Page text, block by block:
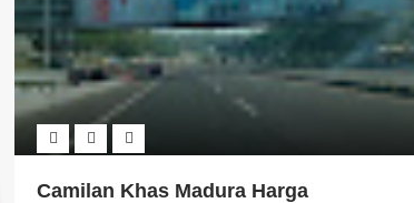
Camilan Khas Madura Harga